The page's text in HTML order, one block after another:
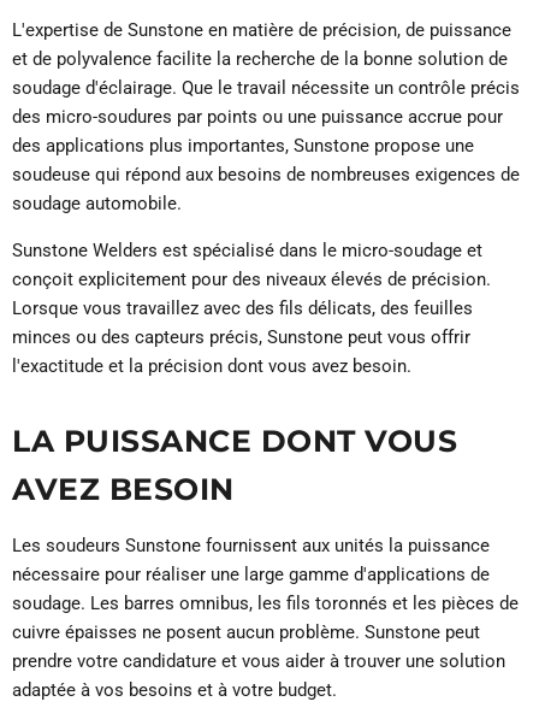
L'expertise de Sunstone en matière de précision, de puissance
et de polyvalence facilite la recherche de la bonne solution de
soudage d'éclairage. Que le travail nécessite un contrôle précis
des micro-soudures par points ou une puissance accrue pour
des applications plus importantes, Sunstone propose une
soudeuse qui répond aux besoins de nombreuses exigences de
soudage automobile.
Sunstone Welders est spécialisé dans le micro-soudage et
conçoit explicitement pour des niveaux élevés de précision.
Lorsque vous travaillez avec des fils délicats, des feuilles
minces ou des capteurs précis, Sunstone peut vous offrir
l'exactitude et la précision dont vous avez besoin.
LA PUISSANCE DONT VOUS
AVEZ BESOIN
Les soudeurs Sunstone fournissent aux unités la puissance
nécessaire pour réaliser une large gamme d'applications de
soudage. Les barres omnibus, les fils toronnés et les pièces de
cuivre épaisses ne posent aucun problème. Sunstone peut
prendre votre candidature et vous aider à trouver une solution
adaptée à vos besoins et à votre budget.